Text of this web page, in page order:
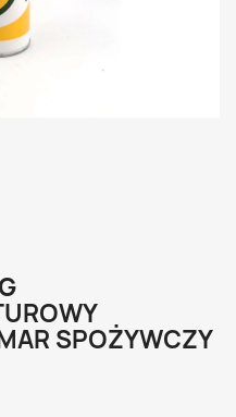
SPOŻYWCZY